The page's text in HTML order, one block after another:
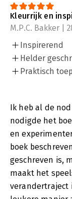
Kleurrijk en
M.P.C. Bakker |
Inspirerend
Helder
Praktisch
Ik heb al de
nodigde het
en
boek
geschreven is,
maakt het
verandertraject